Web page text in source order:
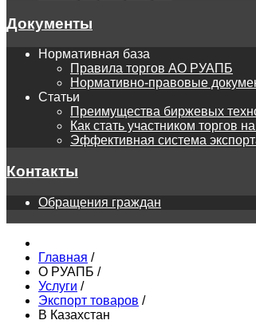
Документы
Нормативная база
Правила торгов АО РУАПБ
Нормативно-правовые
Статьи
Преимущества биржевых
Как стать участником торгов
Эффективная система
Контакты
Обращения граждан
Главная /
О РУАПБ /
Услуги /
Экспорт товаров /
В Казахстан